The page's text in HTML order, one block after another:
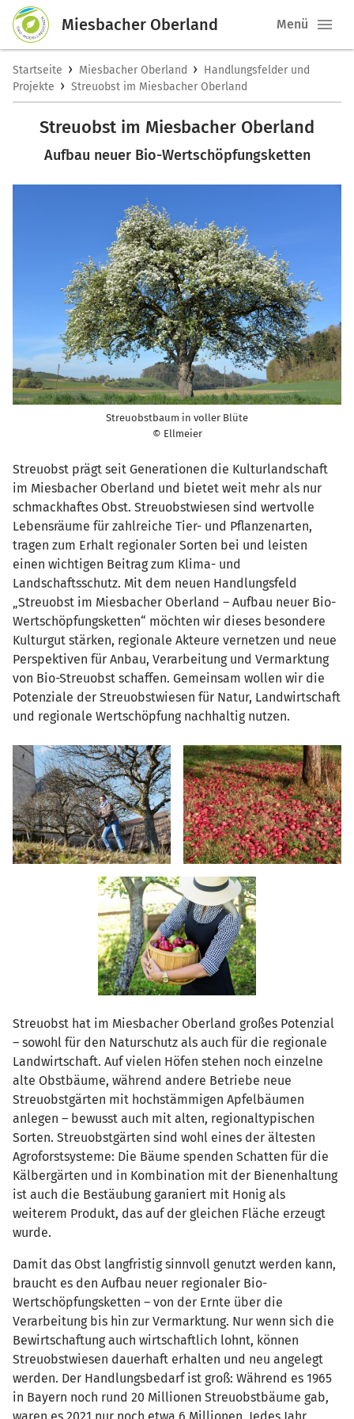
Miesbacher Oberland Menü
Startseite › Miesbacher Oberland › Handlungsfelder und
Projekte › Streuobst im Miesbacher Oberland
Streuobst im Miesbacher Oberland
Aufbau neuer Bio-Wertschöpfungsketten
Streuobstbaum in voller Blüte
© Ellmeier
Streuobst prägt seit Generationen die Kulturlandschaft
im Miesbacher Oberland und bietet weit mehr als nur
schmackhaftes Obst. Streuobstwiesen sind wertvolle
Lebensräume für zahlreiche Tier- und Pflanzenarten,
tragen zum Erhalt regionaler Sorten bei und leisten
einen wichtigen Beitrag zum Klima- und
Landschaftsschutz. Mit dem neuen Handlungsfeld
„Streuobst im Miesbacher Oberland – Aufbau neuer Bio-
Wertschöpfungsketten“ möchten wir dieses besondere
Kulturgut stärken, regionale Akteure vernetzen und neue
Perspektiven für Anbau, Verarbeitung und Vermarktung
von Bio-Streuobst schaffen. Gemeinsam wollen wir die
Potenziale der Streuobstwiesen für Natur, Landwirtschaft
und regionale Wertschöpfung nachhaltig nutzen.
Streuobst hat im Miesbacher Oberland großes Potenzial
– sowohl für den Naturschutz als auch für die regionale
Landwirtschaft. Auf vielen Höfen stehen noch einzelne
alte Obstbäume, während andere Betriebe neue
Streuobstgärten mit hochstämmigen Apfelbäumen
anlegen – bewusst auch mit alten, regionaltypischen
Sorten. Streuobstgärten sind wohl eines der ältesten
Agroforstsysteme: Die Bäume spenden Schatten für die
Kälbergärten und in Kombination mit der Bienenhaltung
ist auch die Bestäubung garaniert mit Honig als
weiterem Produkt, das auf der gleichen Fläche erzeugt
wurde.
Damit das Obst langfristig sinnvoll genutzt werden kann,
braucht es den Aufbau neuer regionaler Bio-
Wertschöpfungsketten – von der Ernte über die
Verarbeitung bis hin zur Vermarktung. Nur wenn sich die
Bewirtschaftung auch wirtschaftlich lohnt, können
Streuobstwiesen dauerhaft erhalten und neu angelegt
werden. Der Handlungsbedarf ist groß: Während es 1965
in Bayern noch rund 20 Millionen Streuobstbäume gab,
waren es 2021 nur noch etwa 6 Millionen. Jedes Jahr